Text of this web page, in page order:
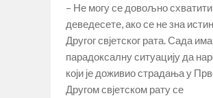
– Не могу се довољно схватити
деведесете, ако се не зна
Другог свјетског рата. Сада
парадоксалну ситуацију да
који је доживио страдања у
Другом свјетском рату се